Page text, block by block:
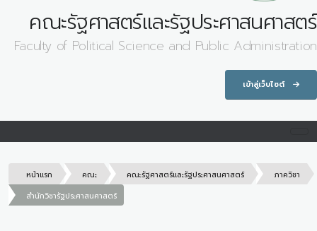
คณะรัฐศาสตร์และรัฐประศาสนศาสตร์
Faculty of Political Science and Public Administration
เข้าสู่เว็บไซต์
หน้าแรก คณะ คณะรัฐศาสตร์และรัฐประศาสนศาสตร์
ภาควิชา
สำนักวิชารัฐประศาสนศาสตร์